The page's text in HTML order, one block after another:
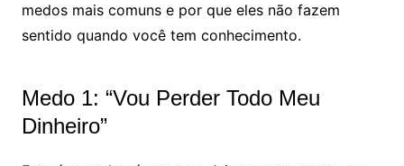
medos mais comuns e por que eles não fazem
sentido quando você tem conhecimento.
Medo 1: “Vou Perder Todo Meu
Dinheiro”